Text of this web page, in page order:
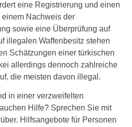
eine Registrierung und einen
Nachweis der
sowie eine Überprüfung auf
illegalen Waffenbesitz stehen
Schätzungen einer türkischen
allerdings dennoch zahlreiche
die meisten davon illegal.
in einer verzweifelten
Hilfe? Sprechen Sie mit
Hilfsangebote für Personen